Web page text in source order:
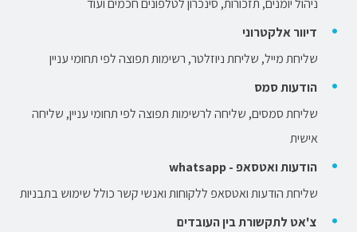
ניהול יומנים, תזכורות, סינכרון לטלפונים חכמים ועוד
דיוור אלקטרוני
שליחת מייל, שליחת ניוזלטר, רשימות תפוצה לפי תחומי עניין
הודעות סמס
שליחת סמסים, שליחה לרשימות תפוצה לפי תחומי עניין, שליחה
אישית
הודעות ואטסאפ - whatsapp
שליחת הודעות ואטסאפ ללקוחות ואנשי קשר כולל שימוש בתבניות
צ'אט לתקשורת בין העובדים